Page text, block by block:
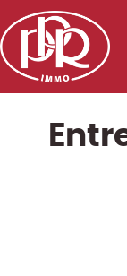
Ga naar